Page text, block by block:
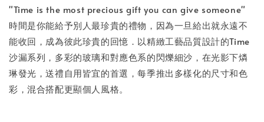
"Time is the most precious gift you can give someone"
時間是你能給予別人最珍貴的禮物，因為一旦給出就永遠不
能收回，成為彼此珍貴的回憶．以精緻工藝品質設計的Time
沙漏系列，多彩的玻璃和對應色系的閃爍細沙，在光影下燐
琳發光，送禮自用皆宜的首選，每季推出多樣化的尺寸和色
彩，混合搭配更顯個人風格。